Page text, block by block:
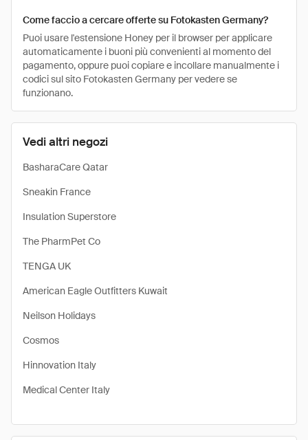
Vedi altri negozi
BasharaCare Qatar
Sneakin France
Insulation Superstore
The PharmPet Co
TENGA UK
American Eagle Outfitters Kuwait
Neilson Holidays
Cosmos
Hinnovation Italy
Medical Center Italy
Come faccio a cercare offerte su Fotokasten Germany?
Puoi usare l'estensione Honey per il browser per applicare
automaticamente i buoni più convenienti al momento del
pagamento, oppure puoi copiare e incollare manualmente i
codici sul sito Fotokasten Germany per vedere se
funzionano.